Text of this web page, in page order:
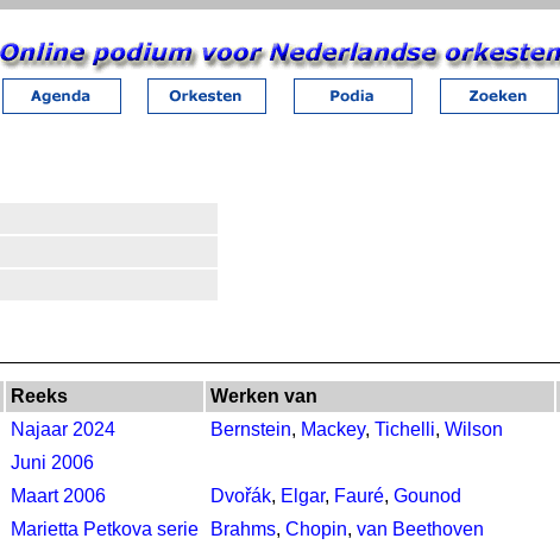
Reeks Werken van
Najaar 2024 Bernstein, Mackey, Tichelli, Wilson
Juni 2006
Maart 2006 Dvořák, Elgar, Fauré, Gounod
Marietta Petkova serie Brahms, Chopin, van Beethoven